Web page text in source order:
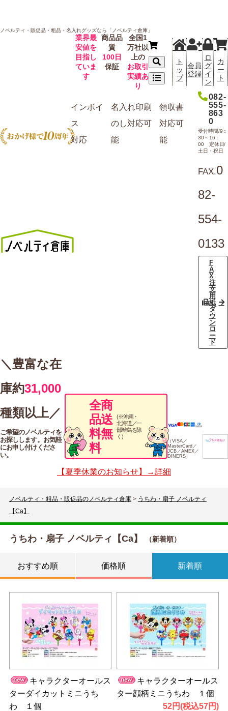
ノベルティ・販促品・粗品・名入れグッズなら「ノベルティ倉庫」
ト
ッ
プ
会員
登録
ロ
グ
イ
ン
カ
ー
ト
業界最
安値を
目指し
ていま
す
商品品
質
100日
保証
全国1
万社以
上の
お取引
実績あ
り
インボイ
ス
対応
名入れ印刷
のし対応可
能
領収書
対応可
能
082-
555-
863
0
受付時間/9：
30～16：
00 定休日/
土日・祝日
FAX.0
82-
554-
0133
F
A
X
注
文
用
紙
ダ
ウ
ン
ロ
ー
ド
＼豊富な在
庫約31,000
種類以上／
ご希望のノベルティを
お探しします。お気軽
にお申し付けくださ
い。
全商
品送
料無
料
(※沖縄・
北海道／一
部離島を除
く)
（VISA／
MasterCard／
JCB／AMEX／
DINERS）
【夏季休業のお知らせ】→詳細
ノベルティ・粗品・販促品のノベルティ倉庫 > うちわ・扇子 ノベルティ
【Ca】
うちわ・扇子 ノベルティ【Ca】 （新着順）
おすすめ順 価格順 新着順
キャラクターオールス
ターダイカットミニうち
わ １個
キャラクターオールス
ター顔柄ミニうちわ １個
52円(税込57円)